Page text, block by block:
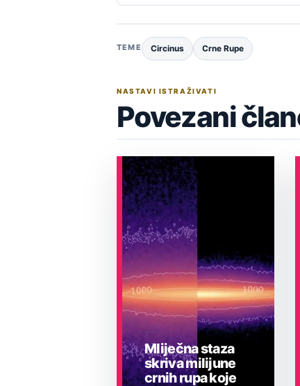
TEME Circinus Crne Rupe
NASTAVI ISTRAŽIVATI
Povezani
Mliječna staza
skriva milijune
crnih rupa koje